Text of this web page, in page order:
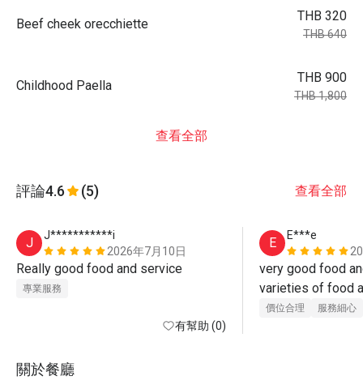
Beef cheek orecchiette
THB 320
THB 640
Childhood Paella
THB 900
THB 1,800
查看全部
評論4.6 (5) 查看全部
J
J***********i
2026年7月10日
專業服務
有幫助 (0)
E
E***e
very good food
varieties of food
nice. Wonderful
價位合理 服務細心
關於餐廳